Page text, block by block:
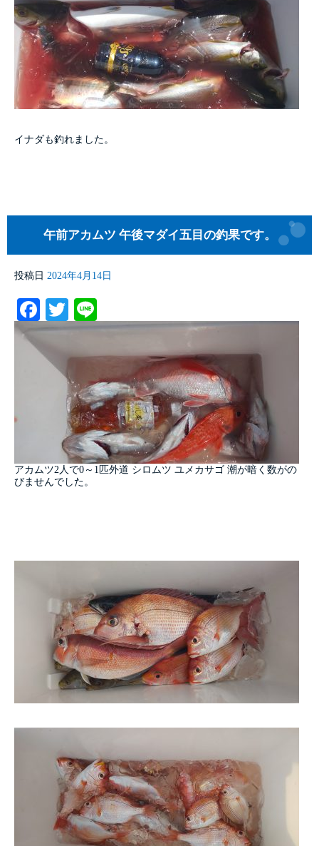
イナダも釣れました。
午前アカムツ 午後マダイ五目の釣果です。
投稿日 2024年4月14日
Facebook
Twitter
アカムツ2人で0～1匹外道 シロムツ ユメカサゴ 潮が暗く数がの
びませんでした。